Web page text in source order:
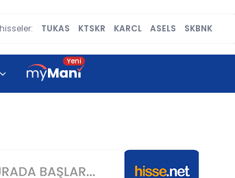
TUKAS KTSKR KARCL ASELS SKBNK